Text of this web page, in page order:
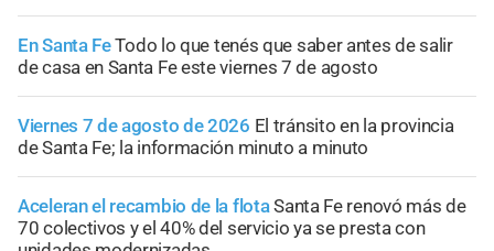
En Santa FeTodo lo que tenés que saber antes de salir
de casa en Santa Fe este viernes 7 de agosto
Viernes 7 de agosto de 2026 El tránsito en la provincia
de Santa Fe; la información minuto a minuto
Aceleran el recambio de la flotaSanta Fe renovó más de
70 colectivos y el 40% del servicio ya se presta con